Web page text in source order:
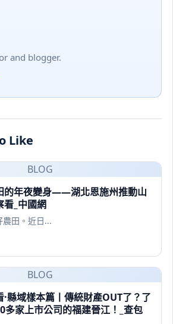
and blogger.
Like
BLOG
的年夜變身——湖北恩施州推動山
看_中國網
農田。近日...
BLOG
縣域樣本篇丨傳統財產OUT了？了
多家上市公司的福建晉江！_查包